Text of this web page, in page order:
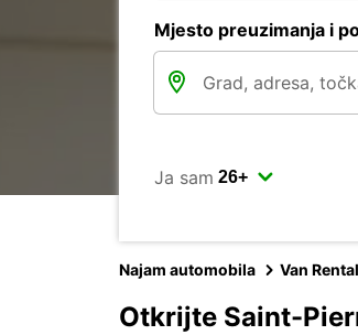
Mjesto preuzimanja i
Ja sam
Najam automobila Van
Otkrijte Saint-